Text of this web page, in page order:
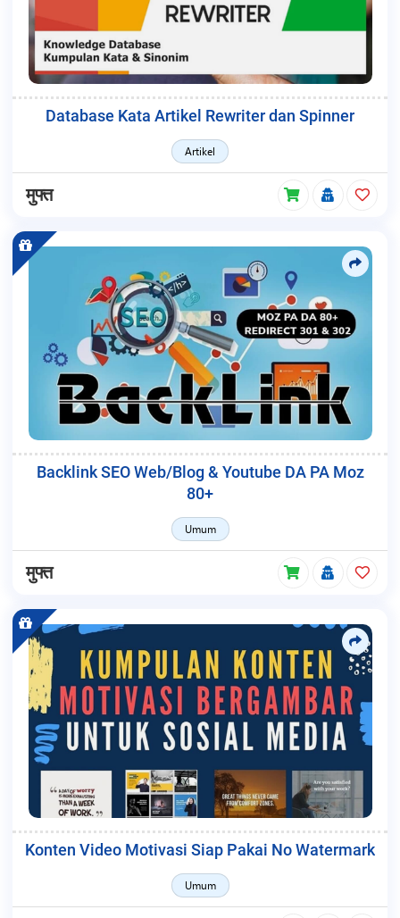
Database Kata Artikel Rewriter dan Spinner
Artikel
मुफ्त
Backlink SEO Web/Blog & Youtube DA PA Moz
80+
Umum
मुफ्त
Konten Video Motivasi Siap Pakai No Watermark
Umum